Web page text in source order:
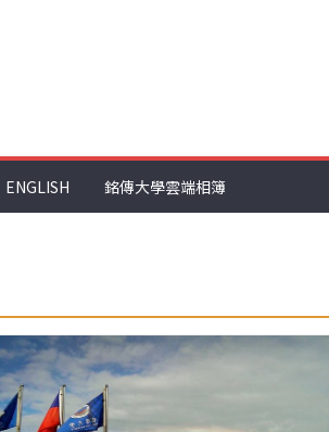
ENGLISH 銘傳大學雲端相簿